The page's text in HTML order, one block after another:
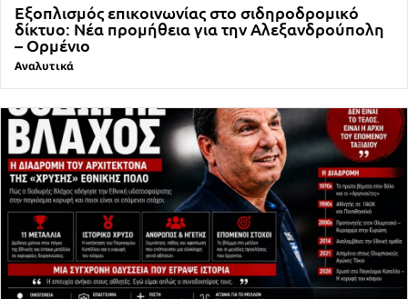
Εξοπλισμός επικοινωνίας στο σιδηροδρομικό
δίκτυο: Νέα προμήθεια για την Αλεξανδρούπολη
– Ορμένιο
Αναλυτικά